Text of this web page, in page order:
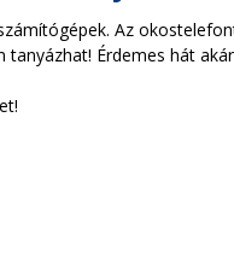
Az
Érdemes hát